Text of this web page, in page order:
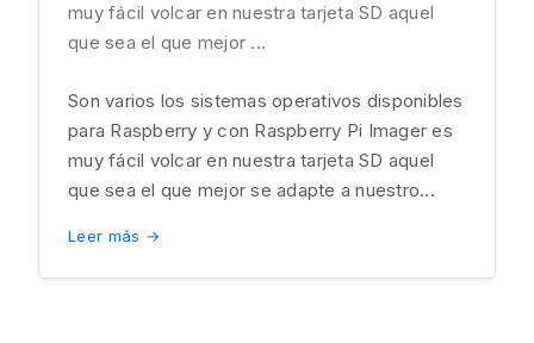
muy fácil volcar en nuestra tarjeta SD aquel
que sea el que mejor ...
Son varios los sistemas operativos disponibles
para Raspberry y con Raspberry Pi Imager es
muy fácil volcar en nuestra tarjeta SD aquel
que sea el que mejor se adapte a nuestro...
Leer más →